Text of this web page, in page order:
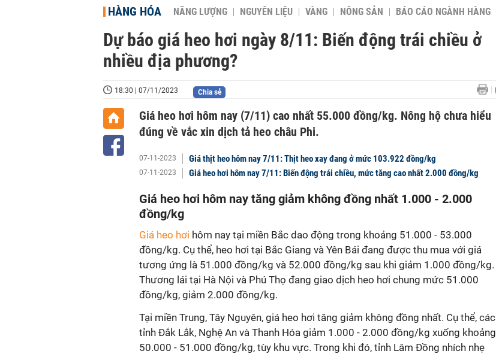
HÀNG HÓA NĂNG LƯỢNG NGUYÊN LIỆU VÀNG NÔNG SẢN BÁO CÁO NGÀNH HÀNG
Dự báo giá heo hơi ngày 8/11: Biến động trái chiều ở
nhiều địa phương?
18:30 | 07/11/2023 Chia sẻ
Giá heo hơi hôm nay (7/11) cao nhất 55.000 đồng/kg. Nông hộ chưa hiểu
đúng về vắc xin dịch tả heo châu Phi.
07-11-2023 Giá thịt heo hôm nay 7/11: Thịt heo xay đang ở mức 103.922 đồng/kg
07-11-2023 Giá heo hơi hôm nay 7/11: Biến động trái chiều, mức tăng cao nhất 2.000 đồng/kg
Giá heo hơi hôm nay tăng giảm không đồng nhất 1.000 - 2.000
đồng/kg
Giá heo hơi hôm nay tại miền Bắc dao động trong khoảng 51.000 - 53.000
đồng/kg. Cụ thể, heo hơi tại Bắc Giang và Yên Bái đang được thu mua với giá
tương ứng là 51.000 đồng/kg và 52.000 đồng/kg sau khi giảm 1.000 đồng/kg.
Thương lái tại Hà Nội và Phú Thọ đang giao dịch heo hơi chung mức 51.000
đồng/kg, giảm 2.000 đồng/kg.
Tại miền Trung, Tây Nguyên, giá heo hơi tăng giảm không đồng nhất. Cụ thể, các
tỉnh Đắk Lắk, Nghệ An và Thanh Hóa giảm 1.000 - 2.000 đồng/kg xuống khoảng
50.000 - 51.000 đồng/kg, tùy khu vực. Trong khi đó, tỉnh Lâm Đồng nhích nhẹ